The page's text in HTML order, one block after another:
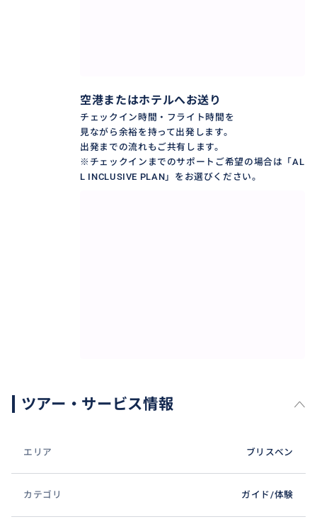
空港またはホテルへお送り
チェックイン時間・フライト時間を
見ながら余裕を持って出発します。
出発までの流れもご共有します。
※チェックインまでのサポートご希望の場合は「AL
L INCLUSIVE PLAN」をお選びください。
ツアー・サービス情報
エリア ブリスベン
カテゴリ ガイド/体験